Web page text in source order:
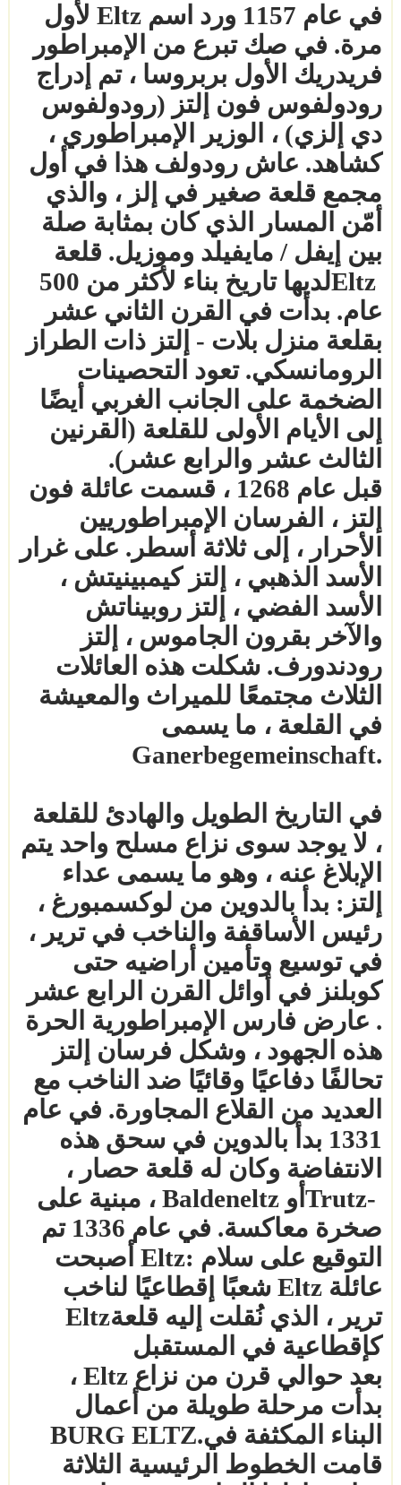
في عام 1157 ورد اسم Eltz لأول
مرة. في صك تبرع من الإمبراطور
فريدريك الأول بربروسا ، تم إدراج
رودولفوس فون إلتز (رودولفوس
دي إلزي) ، الوزير الإمبراطوري ،
كشاهد. عاش رودولف هذا في أول
مجمع قلعة صغير في إلز ، والذي
أمّن المسار الذي كان بمثابة صلة
بين إيفل / مايفيلد وموزيل. قلعة
Eltz
لديها تاريخ بناء لأكثر من 500
عام. بدأت في القرن الثاني عشر
بقلعة منزل بلات - إلتز ذات الطراز
الرومانسكي. تعود التحصينات
الضخمة على الجانب الغربي أيضًا
إلى الأيام الأولى للقلعة (القرنين
الثالث عشر والرابع عشر).
قبل عام 1268 ، قسمت عائلة فون
إلتز ، الفرسان الإمبراطوريين
الأحرار ، إلى ثلاثة أسطر. على غرار
الأسد الذهبي ، إلتز كيمبينيتش ،
الأسد الفضي ، إلتز روبيناتش
والآخر بقرون الجاموس ، إلتز
رودندورف. شكلت هذه العائلات
الثلاث مجتمعًا للميراث والمعيشة
في القلعة ، ما يسمى
Ganerbegemeinschaft.
في التاريخ الطويل والهادئ للقلعة
، لا يوجد سوى نزاع مسلح واحد يتم
الإبلاغ عنه ، وهو ما يسمى عداء
إلتز: بدأ بالدوين من لوكسمبورغ ،
رئيس الأساقفة والناخب في ترير ،
في توسيع وتأمين أراضيه حتى
كوبلنز في أوائل القرن الرابع عشر
. عارض فارس الإمبراطورية الحرة
هذه الجهود ، وشكل فرسان إلتز
تحالفًا دفاعيًا وقائيًا ضد الناخب مع
العديد من القلاع المجاورة. في عام
1331 بدأ بالدوين في سحق هذه
الانتفاضة وكان له قلعة حصار ،
Trutz-أو Baldeneltz ، مبنية على
صخرة معاكسة. في عام 1336 تم
التوقيع على سلام Eltz: أصبحت
عائلة Eltz شعبًا إقطاعيًا لناخب
ترير ، الذي نُقلت إليه قلعةEltz
كإقطاعية في المستقبل
بعد حوالي قرن من نزاع Eltz ،
بدأت مرحلة طويلة من أعمال
البناء المكثفة فيBURG ELTZ.
قامت الخطوط الرئيسية الثلاثة